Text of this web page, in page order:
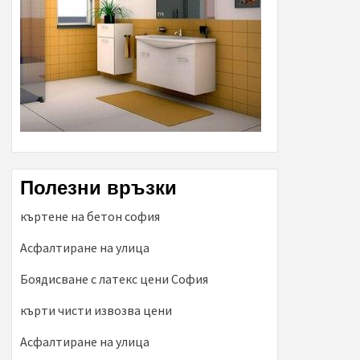
Полезни връзки
къртене на бетон софия
Асфалтиране на улица
Боядисване с латекс цени София
кърти чисти извозва цени
Асфалтиране на улица